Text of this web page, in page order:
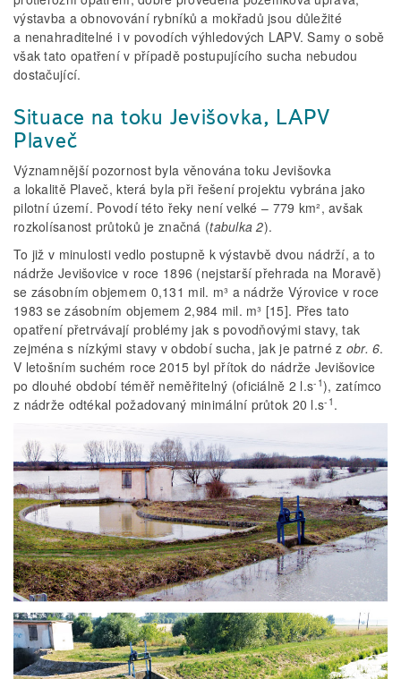
výstavba a obnovování rybníků a mokřadů jsou důležité
a nenahraditelné i v povodích výhledových LAPV. Samy o sobě
však tato opatření v případě postupujícího sucha nebudou
dostačující.
Situace na toku Jevišovka, LAPV
Plaveč
Významnější pozornost byla věnována toku Jevišovka
a lokalitě Plaveč, která byla při řešení projektu vybrána jako
pilotní území. Povodí této řeky není velké – 779 km², avšak
rozkolísanost průtoků je značná (tabulka 2).
To již v minulosti vedlo postupně k výstavbě dvou nádrží, a to
nádrže Jevišovice v roce 1896 (nejstarší přehrada na Moravě)
se zásobním objemem 0,131 mil. m³ a nádrže Výrovice v roce
1983 se zásobním objemem 2,984 mil. m³ [15]. Přes tato
opatření přetrvávají problémy jak s povodňovými stavy, tak
zejména s nízkými stavy v období sucha, jak je patrné z obr. 6.
V letošním suchém roce 2015 byl přítok do nádrže Jevišovice
po dlouhé období téměř neměřitelný (oficiálně 2 l.s-1), zatímco
z nádrže odtékal požadovaný minimální průtok 20 l.s-1 .